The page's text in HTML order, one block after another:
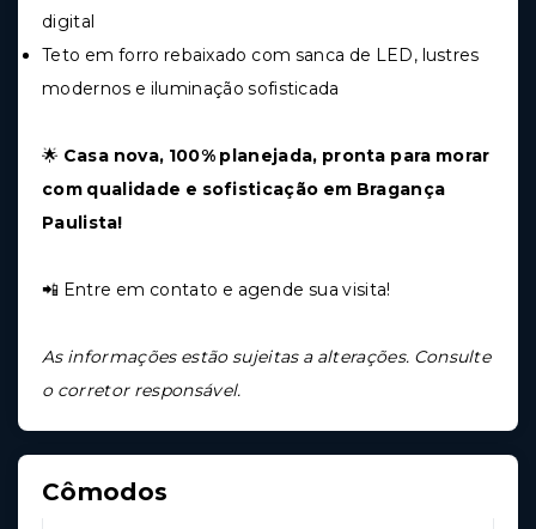
digital
Teto em forro rebaixado com sanca de LED, lustres
modernos e iluminação sofisticada
🌟 Casa nova, 100% planejada, pronta para morar
com qualidade e sofisticação em Bragança
Paulista!
📲 Entre em contato e agende sua visita!
As informações estão sujeitas a alterações. Consulte
o corretor responsável.
Cômodos